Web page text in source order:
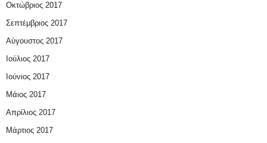
Οκτώβριος 2017
Σεπτέμβριος 2017
Αύγουστος 2017
Ιούλιος 2017
Ιούνιος 2017
Μάιος 2017
Απρίλιος 2017
Μάρτιος 2017